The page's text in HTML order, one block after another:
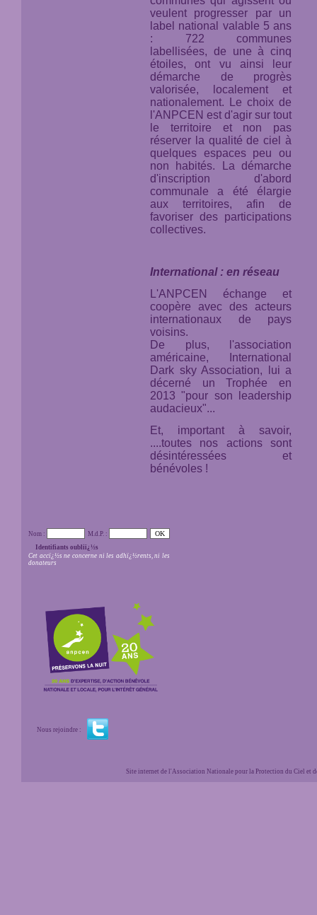
veulent progresser par un
label national valable 5 ans
: 722 communes
labellisées, de une à cinq
étoiles, ont vu ainsi leur
démarche de progrès
valorisée, localement et
nationalement. Le choix de
l'ANPCEN est d'agir sur tout
le territoire et non pas
réserver la qualité de ciel à
quelques espaces peu ou
non habités. La démarche
d'inscription d'abord
communale a été élargie
aux territoires, afin de
favoriser des participations
collectives.
International : en réseau
L'ANPCEN échange et
coopère avec des acteurs
internationaux de pays
voisins.
De plus, l'association
américaine,
International
Dark sky Association,
lui a
décerné un Trophée en
2013 "pour son leadership
audacieux"...
Et, important à savoir,
....toutes nos actions sont
désintéressées et
bénévoles !
Nom :
M.d.P. :
Identifiants oubliï¿½s
Cet accï¿½s ne concerne ni les adhï¿½rents, ni les
donateurs
Nous rejoindre :
Site internet de l'Association Nationale pour la Protection du Ciel et de